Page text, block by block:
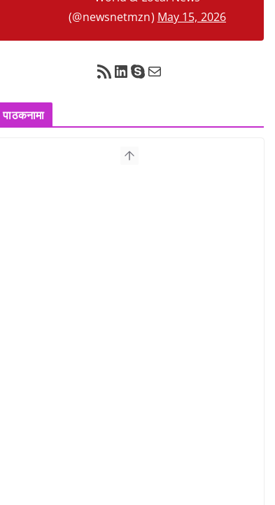
(@newsnetmzn) May 15, 2026
RSS Feed LinkedIn Skype Mail
पाठकनामा